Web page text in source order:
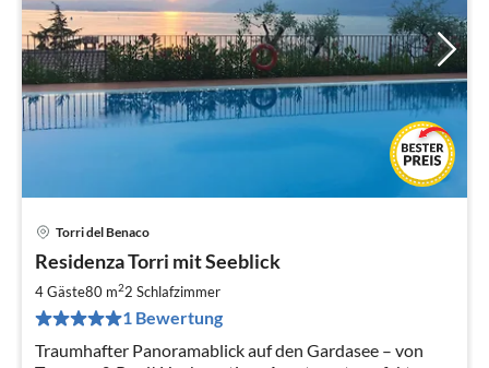
Torri del Benaco
Residenza Torri mit Seeblick
4 Gäste80 m22 Schlafzimmer
1 Bewertung
Traumhafter Panoramablick auf den Gardasee – von